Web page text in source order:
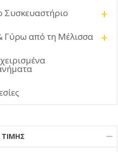
Συσκευαστήριο +
Γύρω από τη Μέλισσα +